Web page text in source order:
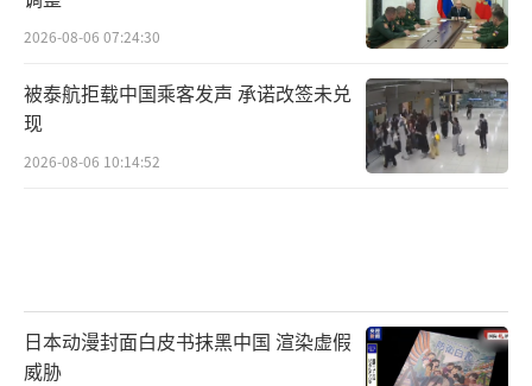
2026-08-06 07:24:30
被泰航拒载中国乘客发声 承诺改签未兑
现
2026-08-06 10:14:52
日本动漫封面白皮书抹黑中国 渲染虚假
威胁